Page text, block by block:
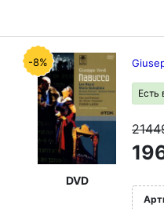
-8%
DVD
Есть